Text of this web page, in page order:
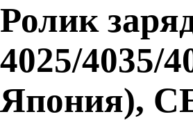
Ролик
4025/4035/
Япония),